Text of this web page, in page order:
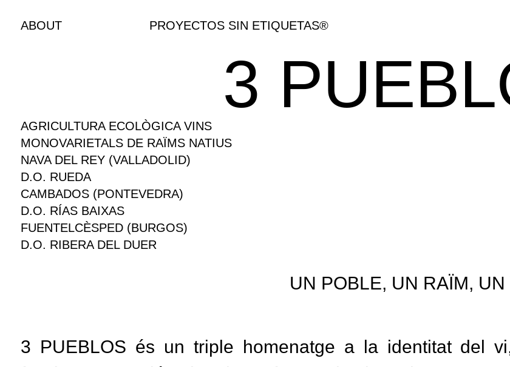
ABOUT PROYECTOS SIN ETIQUETAS®
3
AGRICULTURA ECOLÒGICA VINS
MONOVARIETALS DE RAÏMS NATIUS
NAVA DEL REY (VALLADOLID)
D.O. RUEDA
CAMBADOS (PONTEVEDRA)
D.O. RÍAS BAIXAS
FUENTELCÈSPED (BURGOS)
D.O. RIBERA DEL DUER
UN POBLE, UN RAÏM, UN
3 PUEBLOS és un triple homenatge a la identitat del